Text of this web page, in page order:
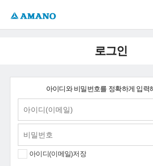
로그인
아이디와 비밀번호를 정확하게 입력
아이디(이메일)저장